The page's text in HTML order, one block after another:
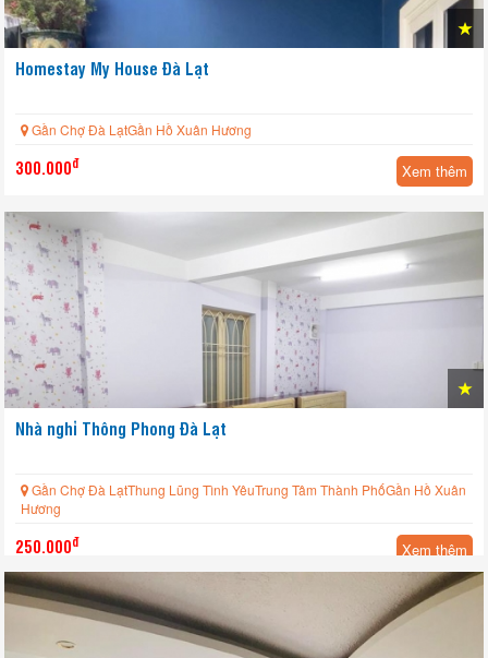
Homestay My House Đà Lạt
Gần Chợ Đà LạtGần Hồ Xuân Hương
300.000đ Xem thêm
Nhà nghỉ Thông Phong Đà Lạt
Gần Chợ Đà LạtThung Lũng Tình YêuTrung Tâm Thành PhốGần Hồ Xuân
Hương
250.000đ Xem thêm